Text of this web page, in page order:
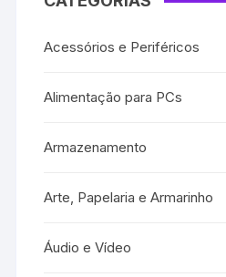
Acessórios e Periféricos
Alimentação para PCs
Armazenamento
Arte, Papelaria e Armarinho
Áudio e Vídeo